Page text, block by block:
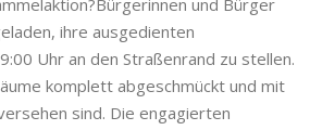
und Bürger
ihre ausgedienten
Uhr an den Straßenrand zu stellen.
komplett abgeschmückt und mit
sind. Die engagierten